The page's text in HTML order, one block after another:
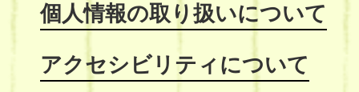
個人情報の取り扱いについて
アクセシビリティについて